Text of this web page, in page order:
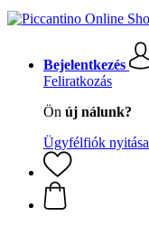
Bejelentkezés
Feliratkozás
Ön új nálunk?
Ügyfélfiók nyitása